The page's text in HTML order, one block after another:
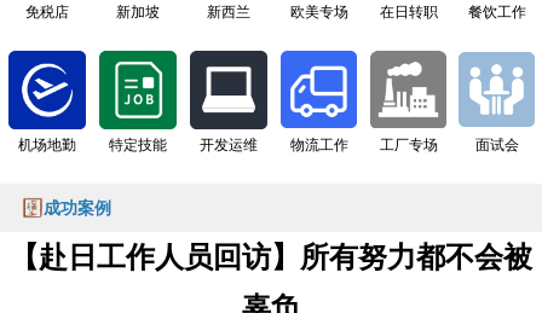
免税店 新加坡 新西兰 欧美专场 在日转职 餐饮工作
机场地勤 特定技能 开发运维 物流工作 工厂专场 面试会
成功案例
【赴日工作人员回访】所有努力都不会被